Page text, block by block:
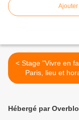
< Stage "Vivre en famille" à
Paris, lieu et
Hébergé par